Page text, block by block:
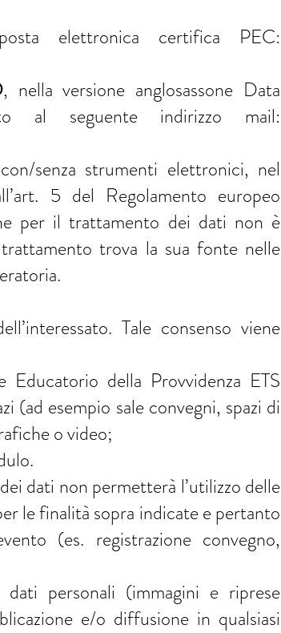
elettronica certifica PEC:
, nella versione anglosassone Data
al seguente indirizzo mail:
senza strumenti elettronici, nel
5 del Regolamento europeo
per il trattamento dei dati non è
trova la sua fonte nelle
Tale consenso viene
della Provvidenza ETS
(ad esempio sale convegni, spazi di
o video;
dati non permetterà l’utilizzo delle
le finalità sopra indicate e pertanto
(es. registrazione convegno,
personali (immagini e riprese
e/o diffusione in qualsiasi